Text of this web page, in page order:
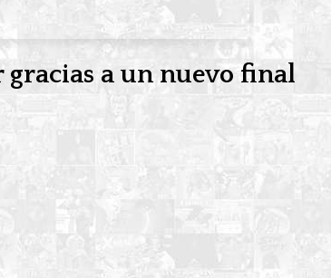
gracias a un nuevo final